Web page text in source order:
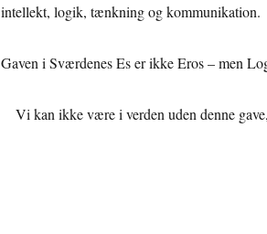
intellekt, logik, tænkning og kommunikation.
Gaven i Sværdenes Es er ikke Eros – men
Vi kan ikke være i verden uden denne